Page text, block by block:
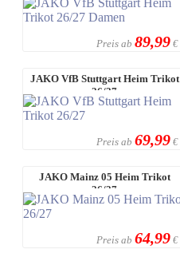
Preis ab 89,99 €
JAKO VfB Stuttgart Heim Trikot
26/27
Preis ab 69,99 €
JAKO Mainz 05 Heim Trikot
26/27
Preis ab 64,99 €